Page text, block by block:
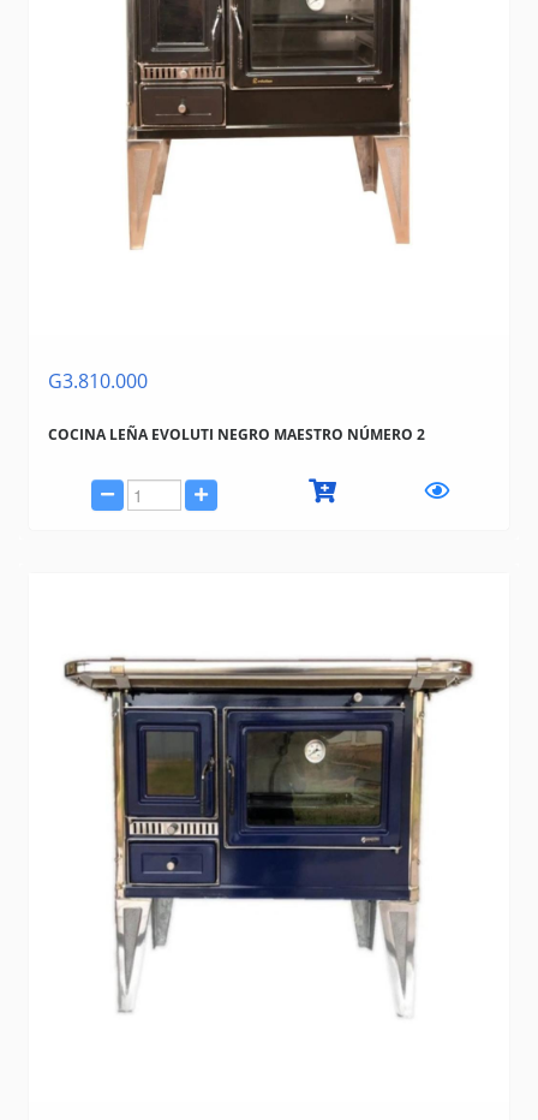
G3.810.000
COCINA LEÑA EVOLUTI NEGRO MAESTRO NÚMERO 2